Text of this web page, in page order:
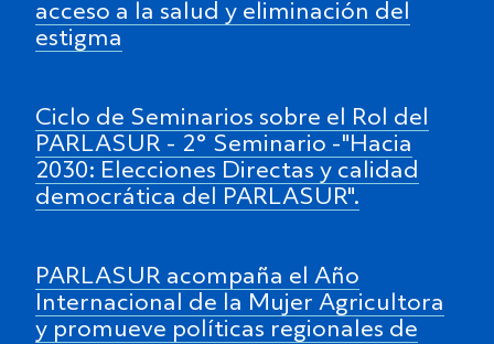
acceso a la salud y eliminación del
estigma
Ciclo de Seminarios sobre el Rol del
PARLASUR - 2° Seminario -"Hacia
2030: Elecciones Directas y calidad
democrática del PARLASUR".
PARLASUR acompaña el Año
Internacional de la Mujer Agricultora
y promueve políticas regionales de